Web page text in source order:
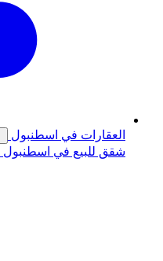
العقارات في اسطنبول
شقق للبيع في اسطنبول